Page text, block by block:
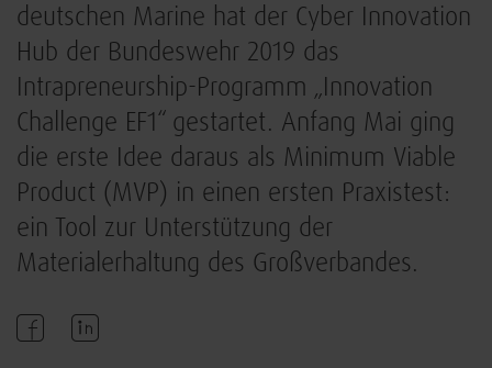
deutschen Marine hat der Cyber Innovation
Hub der Bundeswehr 2019 das
Intrapreneurship-Programm „Innovation
Challenge EF1“ gestartet. Anfang Mai ging
die erste Idee daraus als Minimum Viable
Product (MVP) in einen ersten Praxistest:
ein Tool zur Unterstützung der
Materialerhaltung des Großverbandes.